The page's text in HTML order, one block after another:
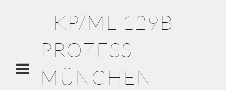
TKP/ML 129B
PROZESS
MÜNCHEN